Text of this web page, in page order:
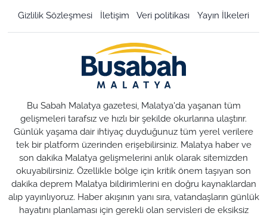
Gizlilik Sözleşmesi İletişim Veri politikası Yayın İlkeleri
Bu Sabah Malatya gazetesi, Malatya'da yaşanan tüm
gelişmeleri tarafsız ve hızlı bir şekilde okurlarına ulaştırır.
Günlük yaşama dair ihtiyaç duyduğunuz tüm yerel verilere
tek bir platform üzerinden erişebilirsiniz. Malatya haber ve
son dakika Malatya gelişmelerini anlık olarak sitemizden
okuyabilirsiniz. Özellikle bölge için kritik önem taşıyan son
dakika deprem Malatya bildirimlerini en doğru kaynaklardan
alıp yayınlıyoruz. Haber akışının yanı sıra, vatandaşların günlük
hayatını planlaması için gerekli olan servisleri de eksiksiz